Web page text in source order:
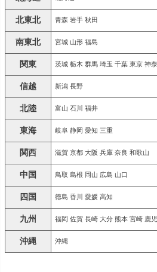
北東北 青森 岩手 秋田
南東北 宮城 山形 福島
関東 茨城 栃木 群馬 埼玉 千葉 東京 神
信越 新潟 長野
北陸 富山 石川 福井
東海 岐阜 静岡 愛知 三重
関西 滋賀 京都 大阪 兵庫 奈良 和歌山
中国 鳥取 島根 岡山 広島 山口
四国 徳島 香川 愛媛 高知
九州 福岡 佐賀 長崎 大分 熊本 宮崎 鹿
沖縄 沖縄